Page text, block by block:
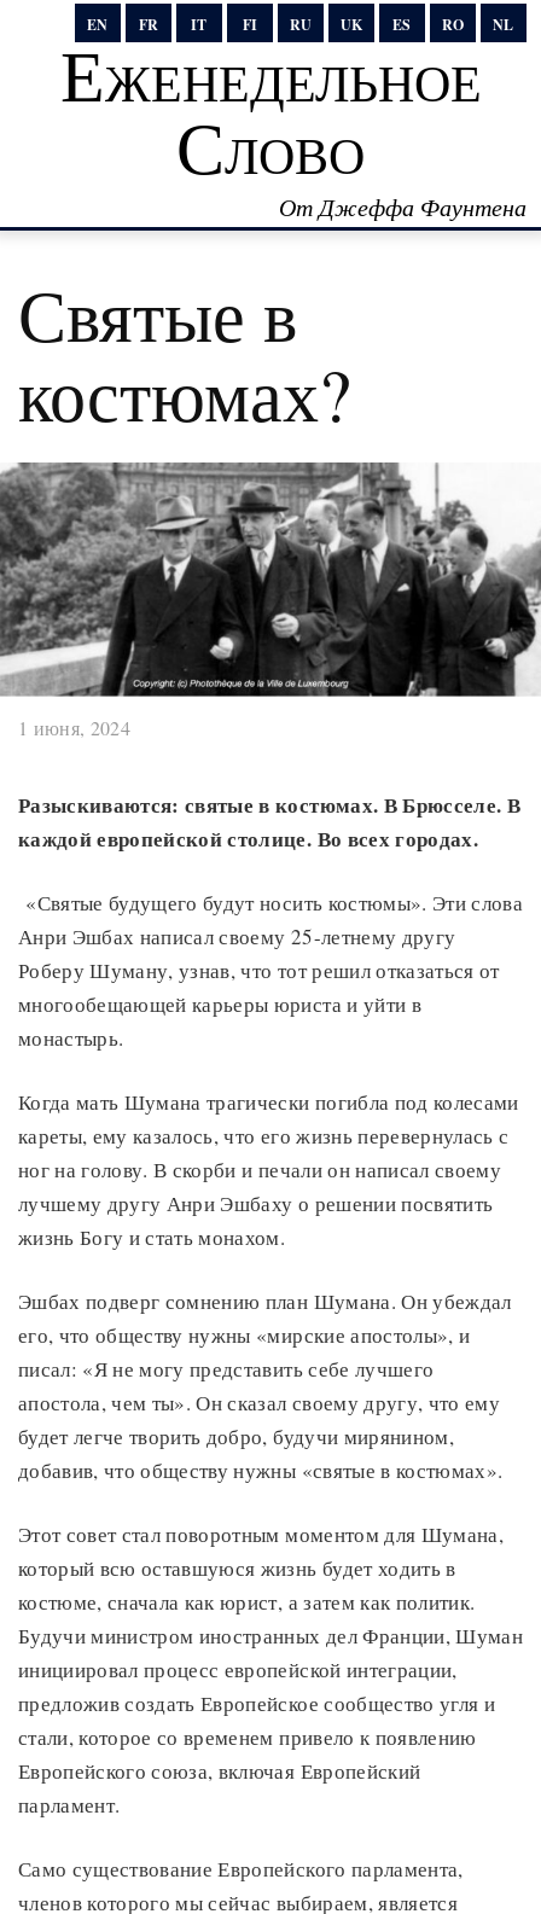
EN FR IT FI RU UK ES RO NL
Еженедельное
Слово
От Джеффа Фаунтена
Святые в
костюмах?
1 июня, 2024
Разыскиваются: святые в костюмах. В Брюсселе. В
каждой европейской столице. Во всех городах.
«Святые будущего будут носить костюмы». Эти слова
Анри Эшбах написал своему 25-летнему другу
Роберу Шуману, узнав, что тот решил отказаться от
многообещающей карьеры юриста и уйти в
монастырь.
Когда мать Шумана трагически погибла под колесами
кареты, ему казалось, что его жизнь перевернулась с
ног на голову. В скорби и печали он написал своему
лучшему другу Анри Эшбаху о решении посвятить
жизнь Богу и стать монахом.
Эшбах подверг сомнению план Шумана. Он убеждал
его, что обществу нужны «мирские апостолы», и
писал: «Я не могу представить себе лучшего
апостола, чем ты». Он сказал своему другу, что ему
будет легче творить добро, будучи мирянином,
добавив, что обществу нужны «святые в костюмах».
Этот совет стал поворотным моментом для Шумана,
который всю оставшуюся жизнь будет ходить в
костюме, сначала как юрист, а затем как политик.
Будучи министром иностранных дел Франции, Шуман
инициировал процесс европейской интеграции,
предложив создать Европейское сообщество угля и
стали, которое со временем привело к появлению
Европейского союза, включая Европейский
парламент.
Само существование Европейского парламента,
членов которого мы сейчас выбираем, является